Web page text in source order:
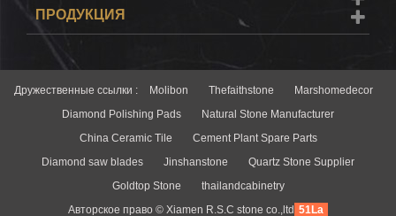
ПРОДУКЦИЯ
Дружественные ссылки : Molibon Thefaithstone
Marshomedecor
Diamond Polishing Pads
Natural Stone Manufacturer
China Ceramic Tile
Cement Plant Spare Parts
Diamond saw blades
Jinshanstone
Quartz Stone Supplier
Goldtop Stone
thailandcabinetry
Авторское право © Xiamen R.S.C stone co.,ltd 51La